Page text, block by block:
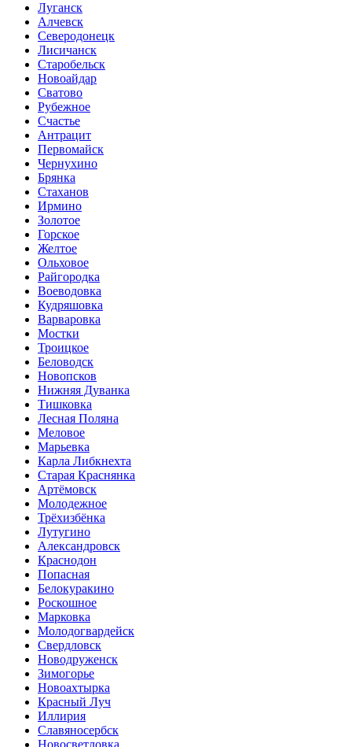
Луганск
Алчевск
Северодонецк
Лисичанск
Старобельск
Новоайдар
Сватово
Рубежное
Счастье
Антрацит
Первомайск
Чернухино
Брянка
Стаханов
Ирмино
Золотое
Горское
Желтое
Ольховое
Райгородка
Воеводовка
Кудряшовка
Варваровка
Мостки
Троицкое
Беловодск
Новопсков
Нижняя Дуванка
Тишковка
Лесная Поляна
Меловое
Марьевка
Карла Либкнехта
Старая Краснянка
Артёмовск
Молодежное
Трёхизбёнка
Лутугино
Александровск
Краснодон
Попасная
Белокуракино
Роскошное
Марковка
Молодогвардейск
Свердловск
Новодруженск
Зимогорье
Новоахтырка
Красный Луч
Иллирия
Славяносербск